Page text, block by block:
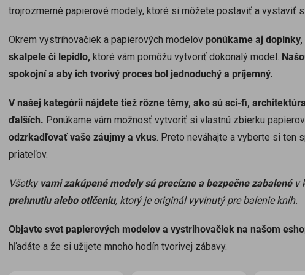
trojrozmerné papierové modely, ktoré si môžete postaviť a vystaviť
Okrem vystrihovačiek a papierových modelov ponúkame aj
skalpele či lepidlo, ktoré vám pomôžu vytvoriť dokonalý model.
spokojní a aby ich tvorivý proces bol jednoduchý a príjemný.
V našej kategórii nájdete tiež rôzne témy, ako sú sci-fi,
ďalších. Ponúkame vám možnosť vytvoriť si vlastnú zbierku
odzrkadľovať vaše záujmy a vkus. Preto neváhajte a vyberte si ten
priateľov.
Všetky vami zakúpené modely sú precízne a bezpečne zabalenév
prehnutiu alebo otlčeniu, ktorý je originál vyvinutý pre balenie kníh.
Objavte svet papierových modelov a vystrihovačiek na našom
hľadáte a že si užijete mnoho hodín tvorivej zábavy.